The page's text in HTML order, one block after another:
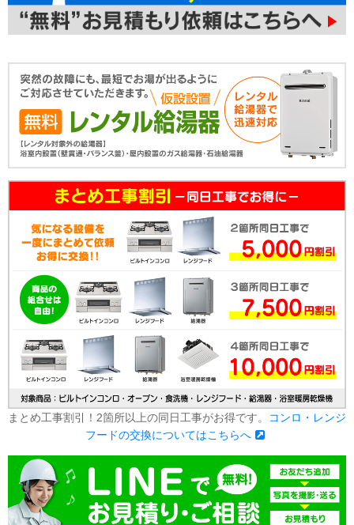
まとめ工事割引！2箇所以上の同日工事がお得です。
コンロ・レンジ
フードの交換についてはこちらへ